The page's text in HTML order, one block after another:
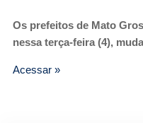
Os prefeitos de Mato
nessa terça-feira (4),
Acessar »